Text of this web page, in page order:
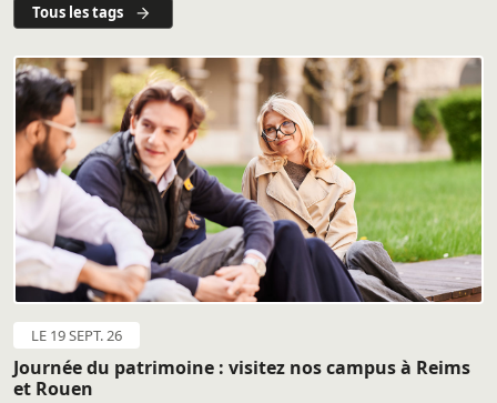
Tous les tags
LE 19 SEPT. 26
Journée du patrimoine : visitez nos campus à Reims
et Rouen